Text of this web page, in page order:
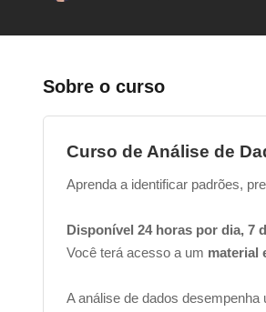
Sobre o curso
Curso de Análise de
Aprenda a identificar padrões,
Disponível 24 horas por dia, 7
Você terá acesso a um material
A análise de dados